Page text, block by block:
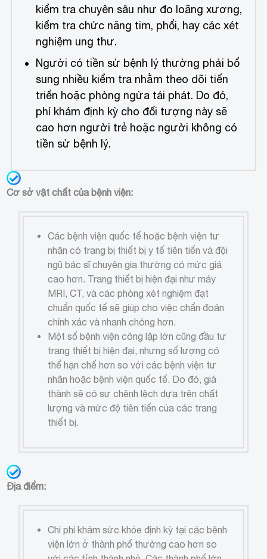
kiểm tra chuyên sâu như đo loãng xương,
kiểm tra chức năng tim, phổi, hay các xét
nghiệm ung thư.
Người có tiền sử bệnh lý thường phải bổ
sung nhiều kiểm tra nhằm theo dõi tiến
triển hoặc phòng ngừa tái phát. Do đó,
phí khám định kỳ cho đối tượng này sẽ
cao hơn người trẻ hoặc người không có
tiền sử bệnh lý.
Cơ sở vật chất của bệnh viện:
Các bệnh viện quốc tế hoặc bệnh viện tư
nhân có trang bị thiết bị y tế tiên tiến và đội
ngũ bác sĩ chuyên gia thường có mức giá
cao hơn. Trang thiết bị hiện đại như máy
MRI, CT, và các phòng xét nghiệm đạt
chuẩn quốc tế sẽ giúp cho việc chẩn đoán
chính xác và nhanh chóng hơn.
Một số bệnh viện công lập lớn cũng đầu tư
trang thiết bị hiện đại, nhưng số lượng có
thể hạn chế hơn so với các bệnh viện tư
nhân hoặc bệnh viện quốc tế. Do đó, giá
thành sẽ có sự chênh lệch dựa trên chất
lượng và mức độ tiên tiến của các trang
thiết bị.
Địa điểm:
Chi phí khám sức khỏe định kỳ tại các bệnh
viện lớn ở thành phố thường cao hơn so